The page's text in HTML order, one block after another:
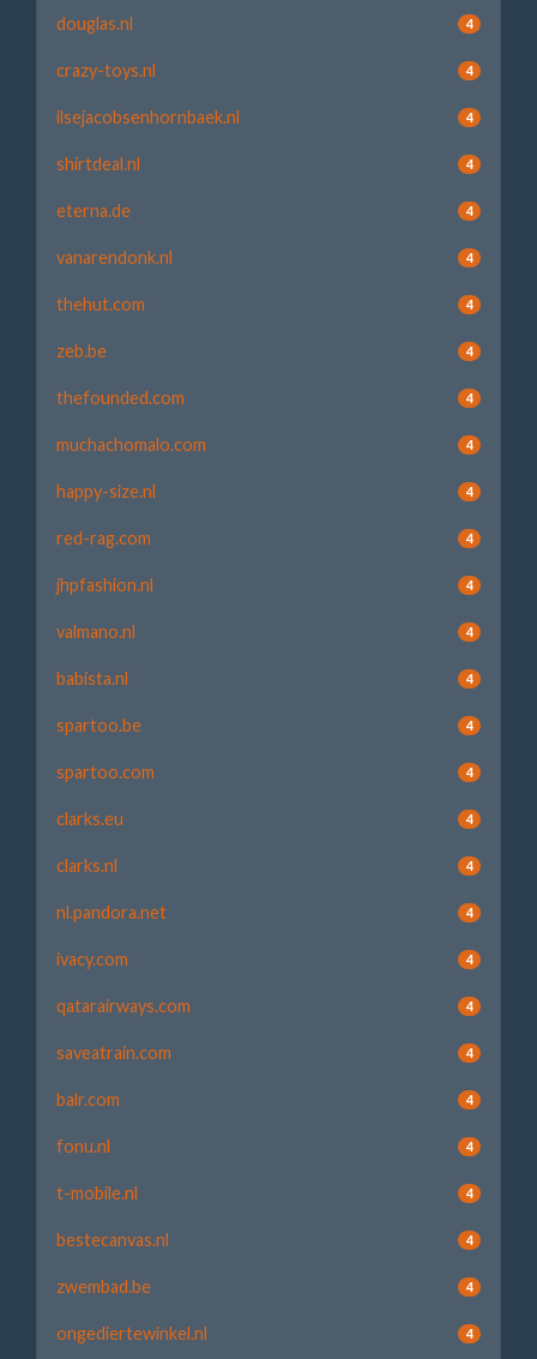
douglas.nl 4
crazy-toys.nl 4
ilsejacobsenhornbaek.nl 4
shirtdeal.nl 4
eterna.de 4
vanarendonk.nl 4
thehut.com 4
zeb.be 4
thefounded.com 4
muchachomalo.com 4
happy-size.nl 4
red-rag.com 4
jhpfashion.nl 4
valmano.nl 4
babista.nl 4
spartoo.be 4
spartoo.com 4
clarks.eu 4
clarks.nl 4
nl.pandora.net 4
ivacy.com 4
qatarairways.com 4
saveatrain.com 4
balr.com 4
fonu.nl 4
t-mobile.nl 4
bestecanvas.nl 4
zwembad.be 4
ongediertewinkel.nl 4